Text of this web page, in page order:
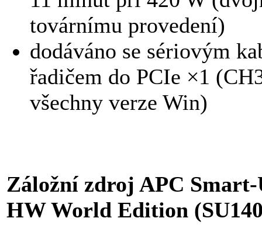
továrnímu provedení)
dodáváno se sériovým
řadičem do PCIe ×1
všechny verze Win)
Záložní zdroj APC Smart-
HW World Edition